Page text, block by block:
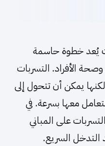
يُعد خطوة حاسمة
الأفراد. التسربات
يمكن أن تتحول إلى
معها بسرعة. في
على المباني
التدخل السريع.